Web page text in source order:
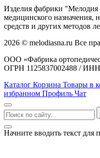
Изделия фабрики "Мелодия
медицинского назначения,
средств и других методов
2026 © melodiasna.ru Все
ООО «Фабрика
ОГРН 1125837002488 / ИНН
Каталог Корзина Товары в
избранном Профиль Чат
Начните вводить текст для